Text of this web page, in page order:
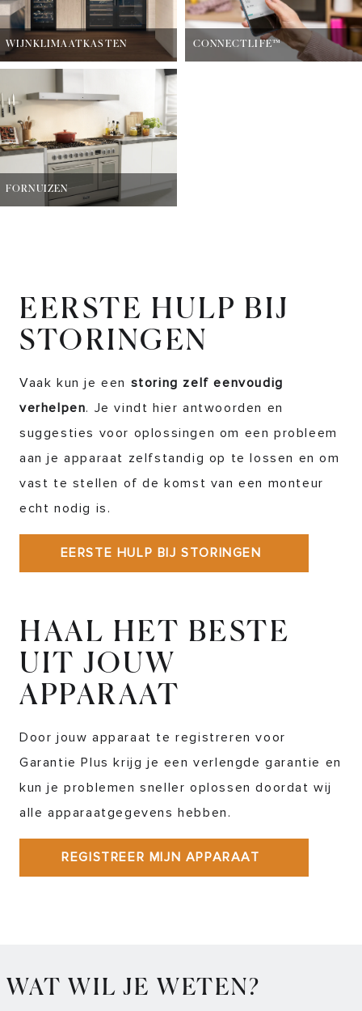
WIJNKLIMAATKASTEN CONNECTLIFE™
FORNUIZEN
EERSTE HULP BIJ
STORINGEN
Vaak kun je een storing zelf eenvoudig
verhelpen. Je vindt hier antwoorden en
suggesties voor oplossingen om een probleem
aan je apparaat zelfstandig op te lossen en om
vast te stellen of de komst van een monteur
echt nodig is.
EERSTE HULP BIJ STORINGEN
HAAL HET BESTE
UIT JOUW
APPARAAT
Door jouw apparaat te registreren voor
Garantie Plus krijg je een verlengde garantie en
kun je problemen sneller oplossen doordat wij
alle apparaatgegevens hebben.
REGISTREER MIJN APPARAAT
WAT WIL JE WETEN?